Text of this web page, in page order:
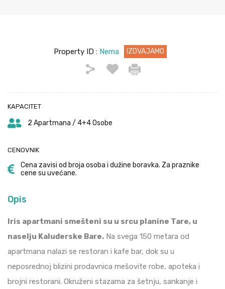
Property ID : Nema IZDVAJAMO
KAPACITET
2 Apartmana / 4+4 Osobe
CENOVNIK
Cena zavisi od broja osoba i dužine boravka. Za praznike
cene su uvećane.
Opis
Iris apartmani smešteni su u srcu planine Tare, u
naselju Kaluđerske Bare. Na svega 150 metara od
apartmana nalazi se restoran i kafe bar, dok su u
neposrednoj blizini prodavnica mešovite robe, apoteka i
brojni restorani. Okruženi stazama za šetnju, sankanje i